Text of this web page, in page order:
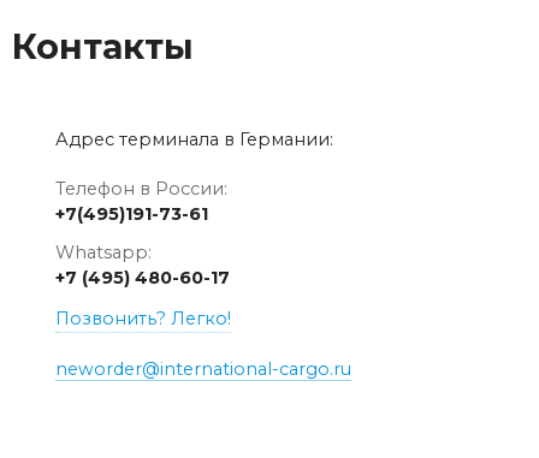
Контакты
Адрес терминала в Германии:
Телефон в России:
+7(495)191-73-61
Whatsapp:
+7 (495) 480-60-17
Позвонить? Легко!
neworder@international-cargo.ru